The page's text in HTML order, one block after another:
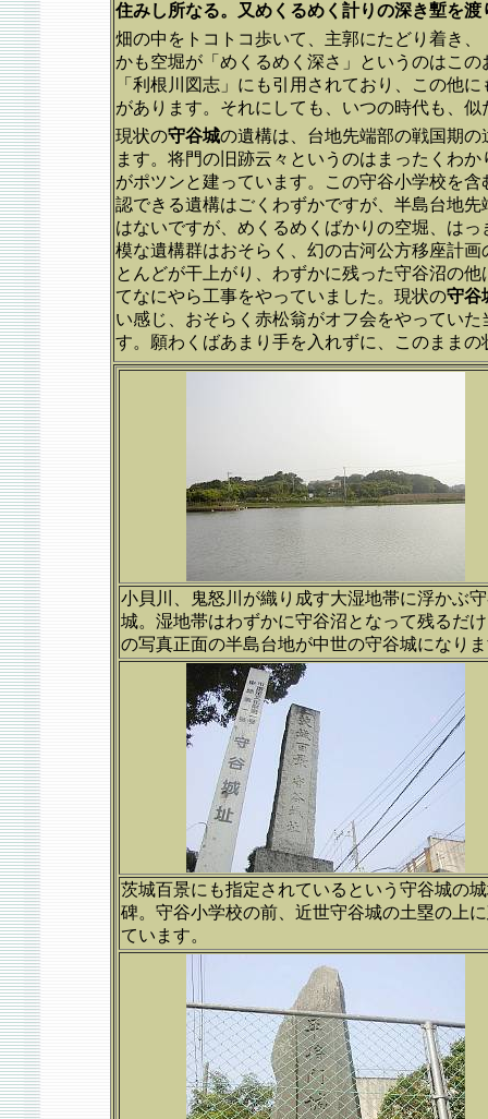
住みし所なる。又めくるめく計りの深き塹を
畑の中をトコトコ歩いて、主郭にたどり着き
かも空堀が「めくるめく深さ」というのはこ
「利根川図志」にも引用されており、この他に
があります。それにしても、いつの時代も、
現状の守谷城の遺構は、台地先端部の戦国期
ます。将門の旧跡云々というのはまったくわ
がポツンと建っています。この守谷小学校を含
認できる遺構はごくわずかですが、半島台地
はないですが、めくるめくばかりの空堀、は
模な遺構群はおそらく、幻の古河公方移座計
とんどが干上がり、わずかに残った守谷沼の
てなにやら工事をやっていました。現状の守谷
い感じ、おそらく赤松翁がオフ会をやってい
す。願わくばあまり手を入れずに、このまま
小貝川、鬼怒川が織り成す大湿地帯に浮かぶ
城。湿地帯はわずかに守谷沼となって残るだ
の写真正面の半島台地が中世の守谷城になり
茨城百景にも指定されているという守谷城の
碑。守谷小学校の前、近世守谷城の土塁の上
ています。